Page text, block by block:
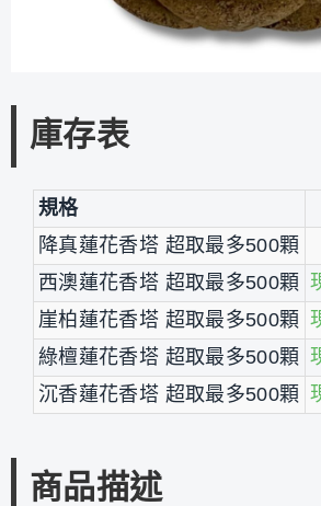
庫存表
規格
降真蓮花香塔 超取最多500顆
西澳蓮花香塔 超取最多500顆
崖柏蓮花香塔 超取最多500顆
綠檀蓮花香塔 超取最多500顆
沉香蓮花香塔 超取最多500顆
商品描述